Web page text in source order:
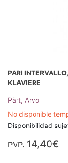
PARI
KLAVIERE
Pärt, Arvo
No disponible
Disponibilidad
PVP. 14,40€